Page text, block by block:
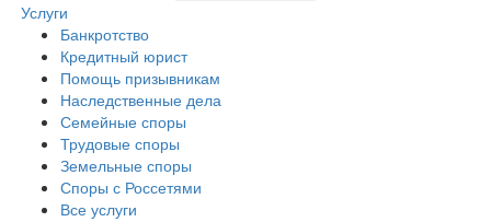
Услуги
Банкротство
Кредитный юрист
Помощь призывникам
Наследственные дела
Семейные споры
Трудовые споры
Земельные споры
Споры с Россетями
Все услуги